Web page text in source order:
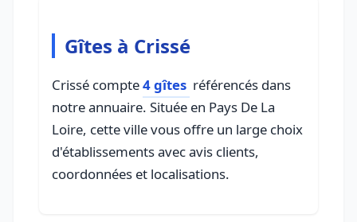
Gîtes à Crissé
Crissé compte4 gîtes référencés dans
notre annuaire. Située en Pays De La
Loire, cette ville vous offre un large choix
d'établissements avec avis clients,
coordonnées et localisations.